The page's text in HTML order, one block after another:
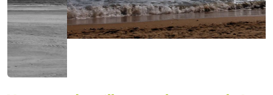
Vacances des villes aux alentours de La
Baule-Escoublac